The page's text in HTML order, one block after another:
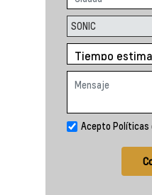
Acepto Políticas